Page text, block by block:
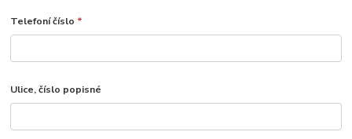
Telefoní číslo *
Ulice, číslo popisné